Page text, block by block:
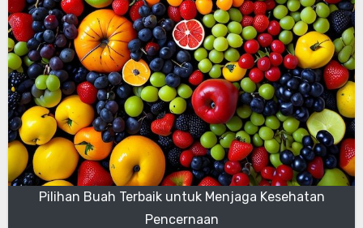
Pilihan Buah Terbaik untuk Menjaga Kesehatan
Pencernaan